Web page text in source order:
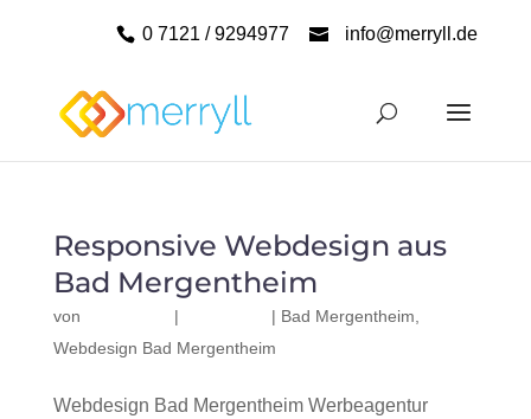
0 7121 / 9294977 info@merryll.de
Responsive Webdesign aus
Bad Mergentheim
von | | Bad Mergentheim
Webdesign Bad Mergentheim
Webdesign Bad Mergentheim Werbeagentur